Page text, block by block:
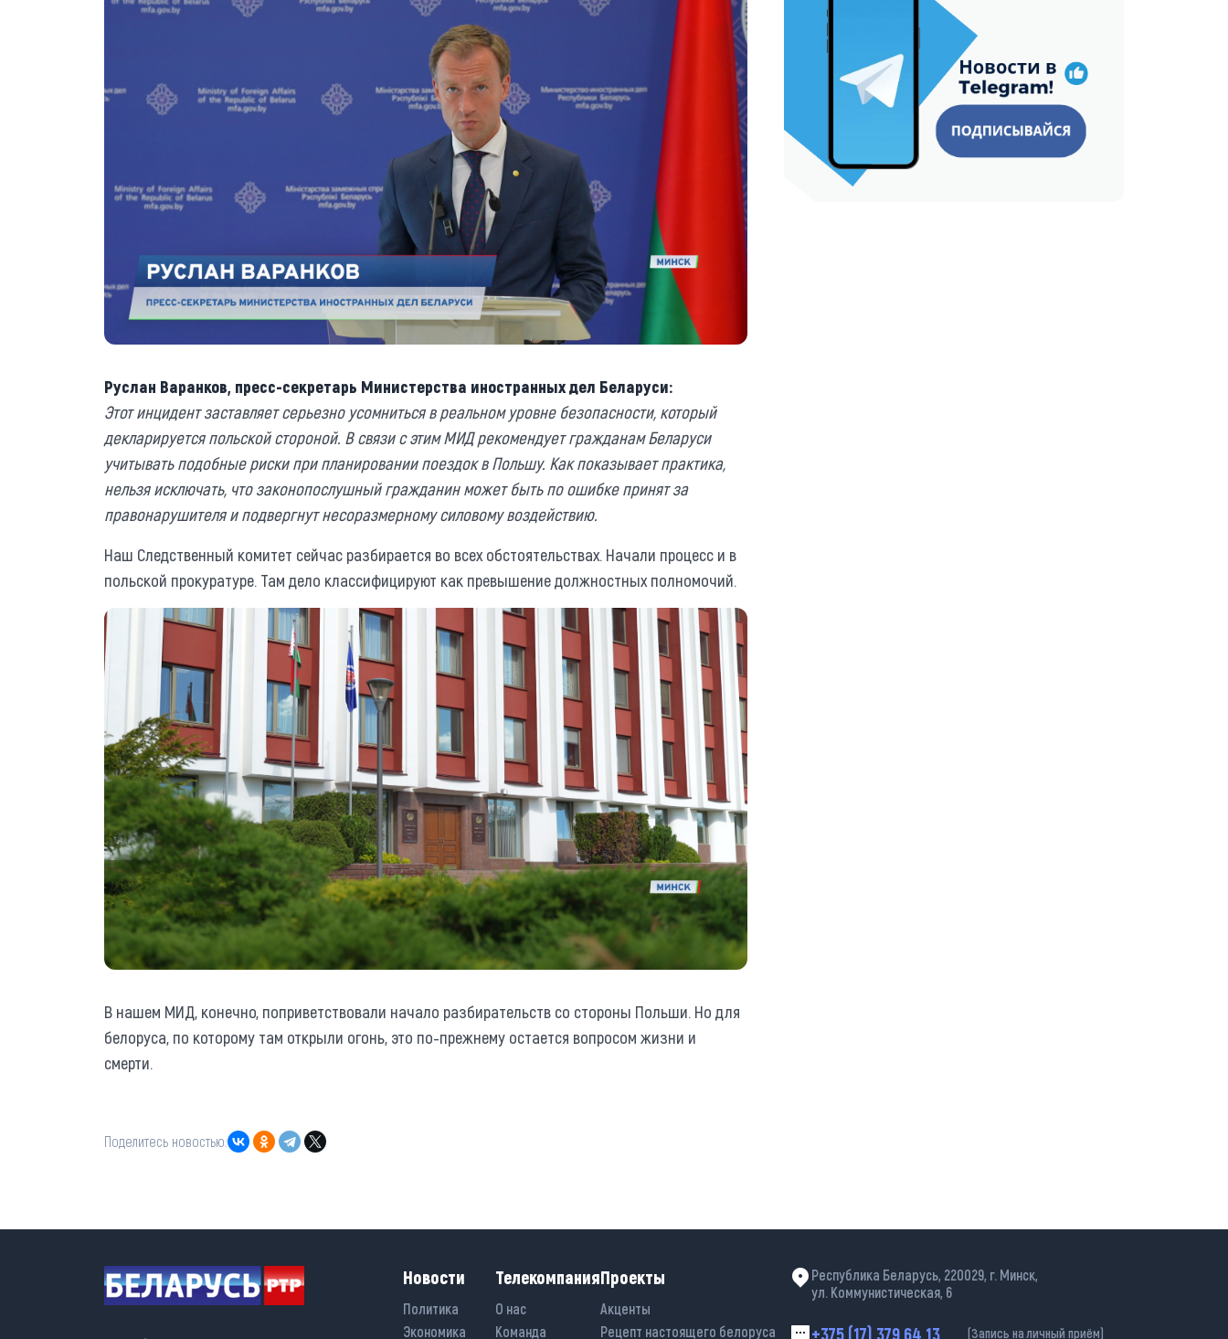
Руслан Варанков, пресс-секретарь Министерства иностранных дел Беларуси:
Этот инцидент заставляет серьезно усомниться в реальном уровне безопасности, который
декларируется польской стороной. В связи с этим МИД рекомендует гражданам Беларуси
учитывать подобные риски при планировании поездок в Польшу. Как показывает практика,
нельзя исключать, что законопослушный гражданин может быть по ошибке принят за
правонарушителя и подвергнут несоразмерному силовому воздействию.
Наш Следственный комитет сейчас разбирается во всех обстоятельствах. Начали процесс и в
польской прокуратуре. Там дело классифицируют как превышение должностных полномочий.
В нашем МИД, конечно, поприветствовали начало разбирательств со стороны Польши. Но для
белоруса, по которому там открыли огонь, это по-прежнему остается вопросом жизни и
смерти.
Поделитесь новостью:
Новости
Политика
Экономика
Телекомпания
О нас
Команда
Проекты
Акценты
Рецепт настоящего белоруса
Республика Беларусь, 220029, г. Минск,
ул. Коммунистическая, 6
+375 (17) 379 64 13 (Запись на личный приём)